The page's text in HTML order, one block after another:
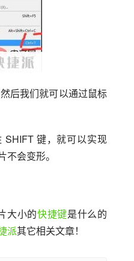
后我们就可以通过鼠标
SHIFT 键，就可以实现
会变形。
大小的快捷键是什么的
派其它相关文章！